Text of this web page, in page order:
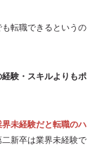
転職できるというの
験・スキルよりもポ
未経験だと転職のハ
新卒は業界未経験で